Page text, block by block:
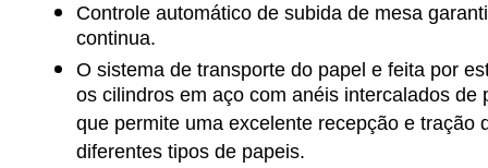
Controle automático de subida de mesa
continua.
O sistema de transporte do papel e feita por
os cilindros em aço com anéis intercalados de
que permite uma excelente recepção e tração
diferentes tipos de papeis.